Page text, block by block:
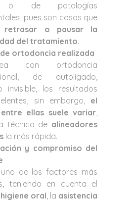
o de patologías
pues son cosas que
retrasar o pausar la
del tratamiento.
ortodoncia realizada
con ortodoncia
de autoligado,
invisible, los resultados
sin embargo, el
ellas suele variar,
técnica de alineadores
la más rápida.
y compromiso del
de los factores más
teniendo en cuenta el
oral, la asistencia